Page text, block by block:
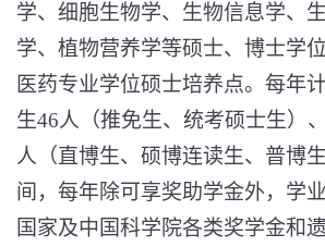
学、细胞生物学、生物信息学、
学、植物营养学等硕士、博士学
医药专业学位硕士培养点。每年
生46人（推免生、统考硕士生）
人（直博生、硕博连读生、普博
间，每年除可享奖助学金外，学
国家及中国科学院各类奖学金和